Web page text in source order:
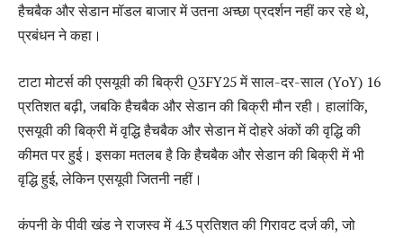
हैचबैक और सेडान मॉडल बाजार में उतना अच्छा प्रदर्शन नहीं कर रहे थे,
प्रबंधन ने कहा।
टाटा मोटर्स की एसयूवी की बिक्री Q3FY25 में साल-दर-साल (YoY) 16
प्रतिशत बढ़ी, जबकि हैचबैक और सेडान की बिक्री मौन रही। हालांकि,
एसयूवी की बिक्री में वृद्धि हैचबैक और सेडान में दोहरे अंकों की वृद्धि की
कीमत पर हुई। इसका मतलब है कि हैचबैक और सेडान की बिक्री में भी
वृद्धि हुई, लेकिन एसयूवी जितनी नहीं।
कंपनी के पीवी खंड ने राजस्व में 4.3 प्रतिशत की गिरावट दर्ज की, जो